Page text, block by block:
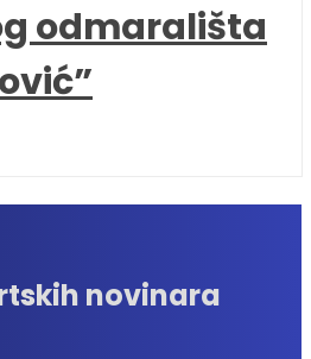
odmarališta
novinara